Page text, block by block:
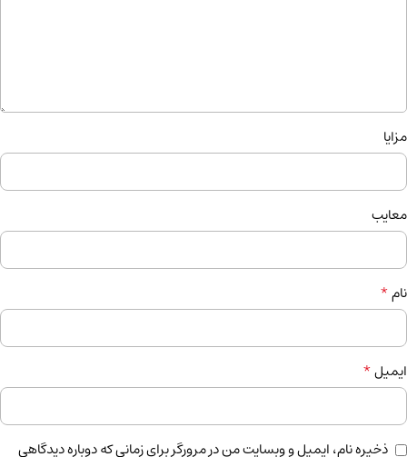
مزایا
معایب
نام*
ایمیل*
ذخیره نام، ایمیل و وبسایت من در مرورگر برای زمانی که دوباره دیدگاهی